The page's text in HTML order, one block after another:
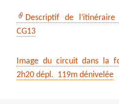
Descriptif de
CG13
Image du circuit dans la
2h20 dépl. 119m dénivelée